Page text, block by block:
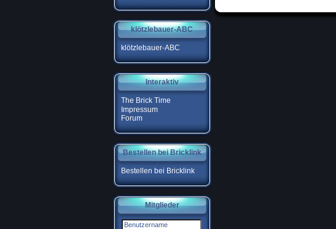
klötzlebauer-ABC
klötzlebauer-ABC
Interaktiv
The Brick Time
Impressum
Forum
Bestellen bei Bricklink
Bestellen bei Bricklink
Mitglieder